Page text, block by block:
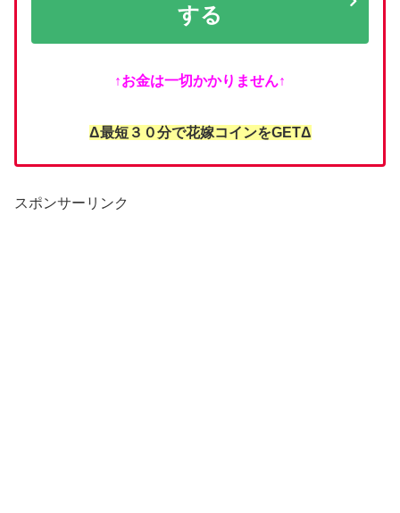
する
↑お金は一切かかりません↑
Δ最短３０分で花嫁コインをGETΔ
スポンサーリンク